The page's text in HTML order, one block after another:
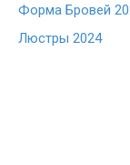
Форма Бровей
Люстры 2024